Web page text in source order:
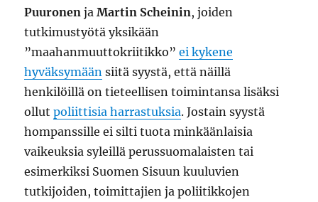
Puuronen jaMartin Scheinin, joiden
tutkimustyötä yksikään
”maahanmuuttokriitikko”ei kykene
hyväksymään siitä syystä, että näillä
henkilöillä on tieteellisen toimintansa lisäksi
ollutpoliittisia harrastuksia. Jostain syystä
hompanssille ei silti tuota minkäänlaisia
vaikeuksia syleillä perussuomalaisten tai
esimerkiksi Suomen Sisuun kuuluvien
tutkijoiden, toimittajien ja poliitikkojen